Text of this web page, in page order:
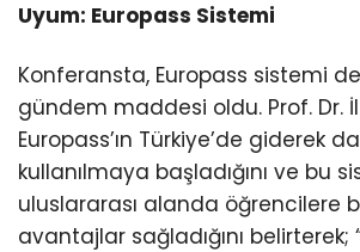
Uyum: Europass Sistemi
Konferansta, Europass sistemi
gündem maddesi oldu. Prof. Dr.
Europass’ın Türkiye’de giderek
kullanılmaya başladığını ve bu
uluslararası alanda öğrencilere
avantajlar sağladığını belirterek;